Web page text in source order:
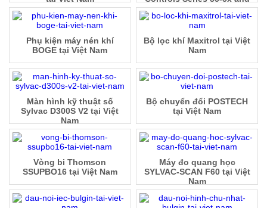
35-4x tại Việt Nam
Bộ lọc khí Maxitrol tại Việt
Nam
Phụ kiện máy nén khí
BOGE tại Việt Nam
Bộ chuyển đổi POSTECH
tại Việt Nam
Màn hình kỹ thuật số
Sylvac D300S V2 tại Việt
Nam
Máy đo quang học
SYLVAC-SCAN F60 tại Việt
Nam
Vòng bi Thomson
SSUPBO16 tại Việt Nam